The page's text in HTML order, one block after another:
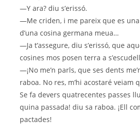
—Y ara? diu s’erissó.
—Me criden, i me pareix que es una
d’una cosina germana meua…
—Ja t’assegure, diu s’erissó, que
cosines mos posen terra a
—¡No me’n parls, que ses dents
raboa. No res, m’hi acostaré veiam
Se fa devers quatrecentes passes
quina passada! diu sa raboa. ¡Ell
pactades!